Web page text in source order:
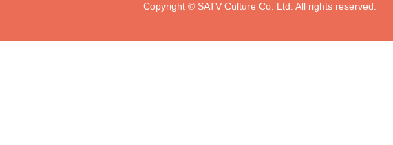
Copyright © SATV Culture Co. Ltd. All rights reserved.